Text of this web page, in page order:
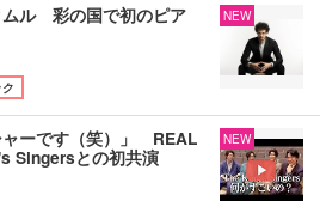
ムル 彩の国で初のピア
NEW
ャーです（笑）」 REAL
Singersとの初共演
NEW